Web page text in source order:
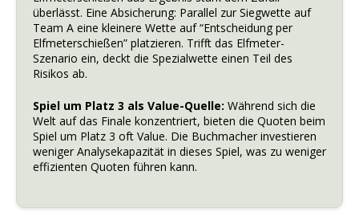
überlässt. Eine Absicherung: Parallel zur Siegwette auf
Team A eine kleinere Wette auf “Entscheidung per
Elfmeterschießen” platzieren. Trifft das Elfmeter-
Szenario ein, deckt die Spezialwette einen Teil des
Risikos ab.
Spiel um Platz 3 als Value-Quelle: Während sich die
Welt auf das Finale konzentriert, bieten die Quoten beim
Spiel um Platz 3 oft Value. Die Buchmacher investieren
weniger Analysekapazität in dieses Spiel, was zu weniger
effizienten Quoten führen kann.